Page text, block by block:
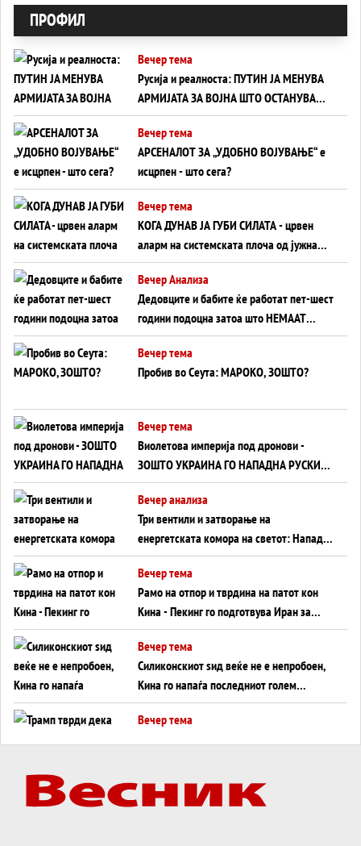
ПРОФИЛ
Вечер тема
Русија и реалноста: ПУТИН ЈА МЕНУВА
АРМИЈАТА ЗА ВОЈНА ШТО ОСТАНУВА
БЕЗ ФРОНТ
Вечер тема
АРСЕНАЛОТ ЗА „УДОБНО ВОЈУВАЊЕ“ е
исцрпен - што сега?
Вечер тема
КОГА ДУНАВ ЈА ГУБИ СИЛАТА - црвен
аларм на системската плоча од јужна
Германија до Црното Море...
Вечер Анализа
Дедовците и бабите ќе работат пет-шест
години подоцна затоа што НЕМААТ
ВНУЦИ ДА ГИ ЗАМЕНАТ
Вечер тема
Пробив во Сеута: МАРОКО, ЗОШТО?
Вечер тема
Виолетова империја под дронови -
ЗОШТО УКРАИНА ГО НАПАДНА РУСКИОТ
WILDBERRIES
Вечер анализа
Три вентили и затворање на
енергетската комора на светот: Нападот
во Суец најавува глобален енергетски
инфаркт?
Вечер тема
Рамо на отпор и тврдина на патот кон
Кина - Пекинг го подготвува Иран за
американска копнена инвазија
Вечер тема
Силиконскиот ѕид веќе не е непробоен,
Кина го напаѓа последниот голем
монопол на Западот?
Вечер тема
Вечер тема
ДЛАБОКО УДОЛУ: Сметководствените